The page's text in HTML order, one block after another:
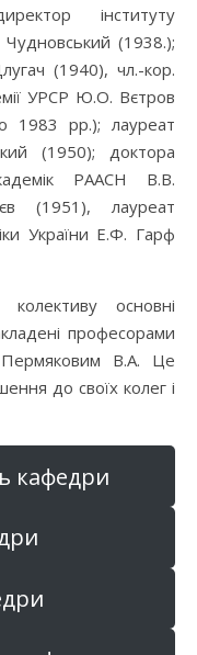
інституту
Чудновський (1938.);
(1940), чл.-кор.
УРСР Ю.О. Вєтров
1983 рр.); лауреат
(1950); доктора
РААСН В.В.
(1951), лауреат
України Е.Ф. Гарф
основні
професорами
В.А. Це
до своїх колег і
кафедри